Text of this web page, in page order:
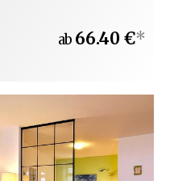
ab 66.40 €*